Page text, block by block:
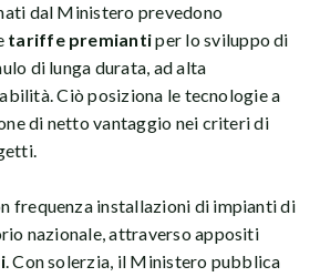
dal Ministero prevedono
tariffe premiantiper lo sviluppo di
di lunga durata, ad alta
Ciò posiziona le tecnologie a
di netto vantaggio nei criteri di
frequenza installazioni di impianti di
nazionale, attraverso appositi
. Con solerzia, il Ministero pubblica